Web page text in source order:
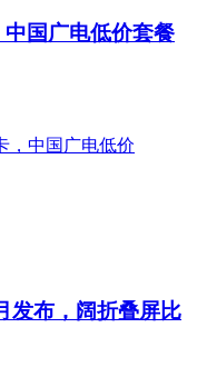
国广电低价套餐
发布，阔折叠屏比